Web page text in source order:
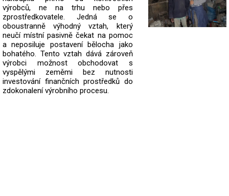
výrobců, ne na trhu nebo přes
zprostředkovatele. Jedná se o
oboustranně výhodný vztah, který
neučí místní pasivně čekat na pomoc
a neposiluje postavení bělocha jako
bohatého. Tento vztah dává zároveň
výrobci možnost obchodovat s
vyspělými zeměmi bez nutnosti
investování finančních prostředků do
zdokonalení výrobního procesu.